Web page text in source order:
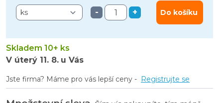
- + Do košíku
Skladem 10+ ks
V úterý 11. 8. u Vás
Jste firma? Máme pro vás lepší ceny - Registrujte se